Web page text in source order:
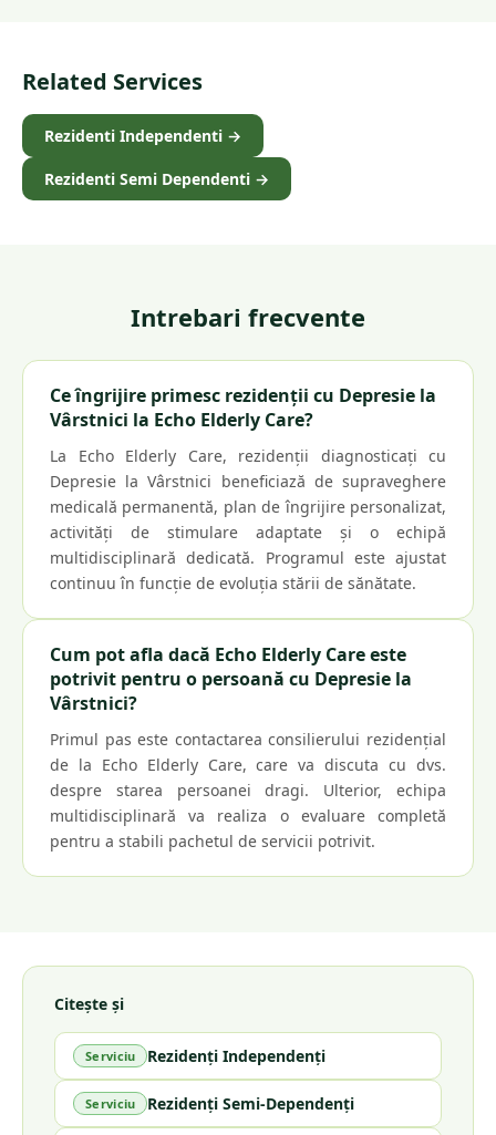
Related Services
Rezidenti Independenti →
Rezidenti Semi Dependenti →
Intrebari frecvente
Ce îngrijire primesc rezidenții cu Depresie la
Vârstnici la Echo Elderly Care?
La Echo Elderly Care, rezidenții diagnosticați cu
Depresie la Vârstnici beneficiază de supraveghere
medicală permanentă, plan de îngrijire personalizat,
activități de stimulare adaptate și o echipă
multidisciplinară dedicată. Programul este ajustat
continuu în funcție de evoluția stării de sănătate.
Cum pot afla dacă Echo Elderly Care este
potrivit pentru o persoană cu Depresie la
Vârstnici?
Primul pas este contactarea consilierului rezidențial
de la Echo Elderly Care, care va discuta cu dvs.
despre starea persoanei dragi. Ulterior, echipa
multidisciplinară va realiza o evaluare completă
pentru a stabili pachetul de servicii potrivit.
Citește și
Serviciu Rezidenți Independenți
Serviciu Rezidenți Semi-Dependenți